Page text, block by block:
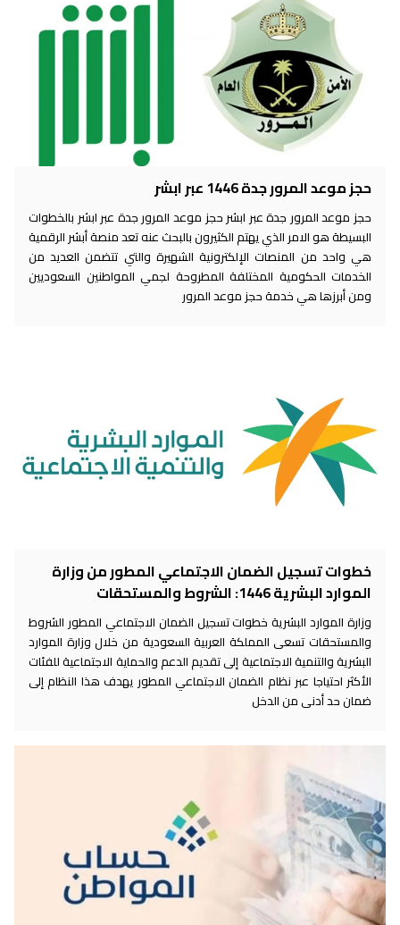
حجز موعد المرور جدة 1446 عبر ابشر
حجز موعد المرور جدة عبر ابشر حجز موعد المرور جدة عبر ابشر بالخطوات
البسيطة هو الامر الذي يهتم الكثيرون بالبحث عنه تعد منصة أبشر الرقمية
هي واحد من المنصات الإلكترونية الشهيرة والتي تتضمن العديد من
الخدمات الحكومية المختلفة المطروحة لجمي المواطنين السعوديين
ومن أبرزها هي خدمة حجز موعد المرور
خطوات تسجيل الضمان الاجتماعي المطور من وزارة
الموارد البشرية 1446: الشروط والمستحقات
وزارة الموارد البشرية خطوات تسجيل الضمان الاجتماعي المطور الشروط
والمستحقات تسعى المملكة العربية السعودية من خلال وزارة الموارد
البشرية والتنمية الاجتماعية إلى تقديم الدعم والحماية الاجتماعية للفئات
الأكثر احتياجا عبر نظام الضمان الاجتماعي المطور يهدف هذا النظام إلى
ضمان حد أدنى من الدخل